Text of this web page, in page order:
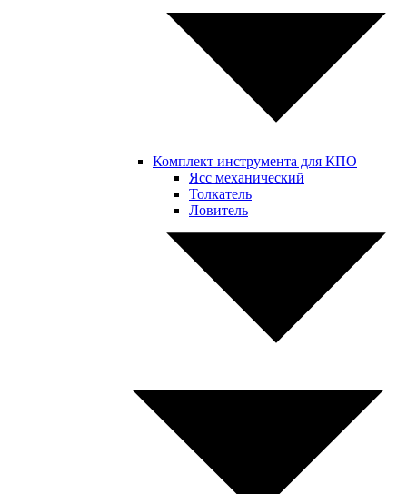
Комплект инструмента для КПО
Ясс механический
Толкатель
Ловитель